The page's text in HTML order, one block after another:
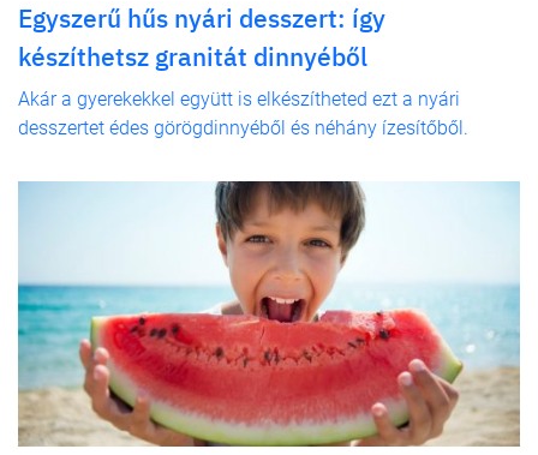
Egyszerű hűs nyári desszert: így
készíthetsz granitát dinnyéből
Akár a gyerekekkel együtt is elkészítheted ezt a nyári
desszertet édes görögdinnyéből és néhány ízesítőből.